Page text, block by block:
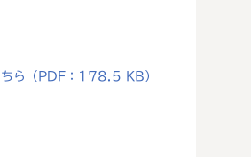
ら （PDF：178.5 KB）